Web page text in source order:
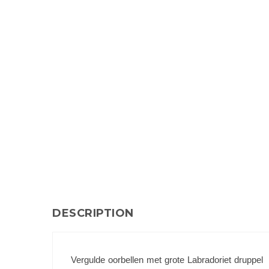
DESCRIPTION
Vergulde oorbellen met grote Labradoriet druppel